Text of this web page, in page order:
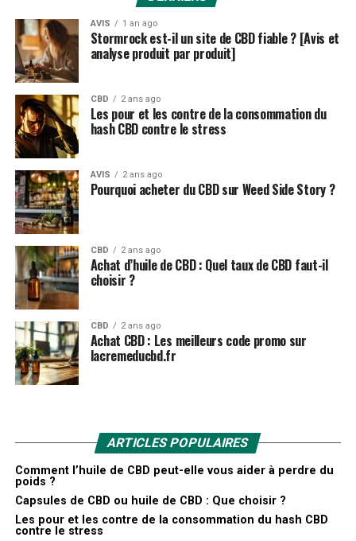
AVIS 1 an ago
Stormrock est-il un site de CBD fiable ? [Avis et
analyse produit par produit]
CBD 2 ans ago
Les pour et les contre de la consommation du
hash CBD contre le stress
AVIS 2 ans ago
Pourquoi acheter du CBD sur Weed Side Story ?
CBD 2 ans ago
Achat d’huile de CBD : Quel taux de CBD faut-il
choisir ?
CBD 2 ans ago
Achat CBD : Les meilleurs code promo sur
lacremeducbd.fr
ARTICLES POPULAIRES
Comment l’huile de CBD peut-elle vous aider à perdre du
poids ?
Capsules de CBD ou huile de CBD : Que choisir ?
Les pour et les contre de la consommation du hash CBD
contre le stress